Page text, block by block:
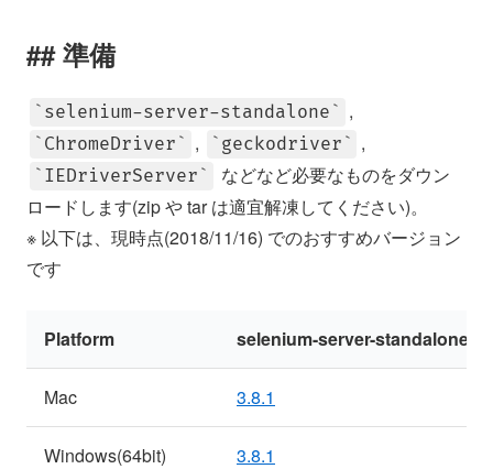
準備
selenium-server-standalone ,
ChromeDriver , geckodriver ,
IEDriverServer
などなど必要なものをダウン
ロードします(zip や tar は適宜解凍してください)。
※ 以下は、現時点(2018/11/16) でのおすすめバージョン
です
Platform selenium-server-standalone
Mac 3.8.1
Windows(64bit) 3.8.1